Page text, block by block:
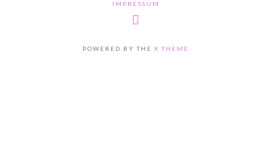
IMPRESSUM
POWERED BY THEX THEME